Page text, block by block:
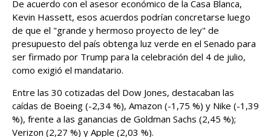
De acuerdo con el asesor económico de la Casa Blanca,
Kevin Hassett, esos acuerdos podrían concretarse luego
de que el "grande y hermoso proyecto de ley" de
presupuesto del país obtenga luz verde en el Senado para
ser firmado por Trump para la celebración del 4 de julio,
como exigió el mandatario.
Entre las 30 cotizadas del Dow Jones, destacaban las
caídas de Boeing (-2,34 %), Amazon (-1,75 %) y Nike (-1,39
%), frente a las ganancias de Goldman Sachs (2,45 %);
Verizon (2,27 %) y Apple (2,03 %).